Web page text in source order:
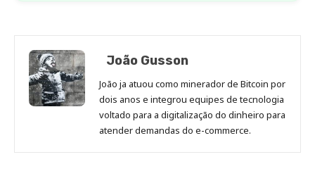
João Gusson
João ja atuou como minerador de Bitcoin por
dois anos e integrou equipes de tecnologia
voltado para a digitalização do dinheiro para
atender demandas do e-commerce.